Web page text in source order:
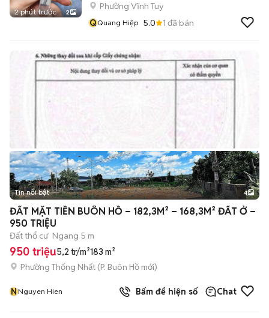
2 phút trước 2
Phường Vĩnh Tuy
QQuang Hiệp 5.0 1 đã bán
Tin nổi bật 4
ĐẤT MẶT TIỀN BUÔN HỒ – 182,3M² – 168,3M² ĐẤT Ở –
950 TRIỆU
Đất thổ cư Ngang 5 m
950 triệu5,2 tr/m²183 m²
Phường Thống Nhất (P. Buôn Hồ mới)
NNguyen Hien Bấm để hiện số Chat